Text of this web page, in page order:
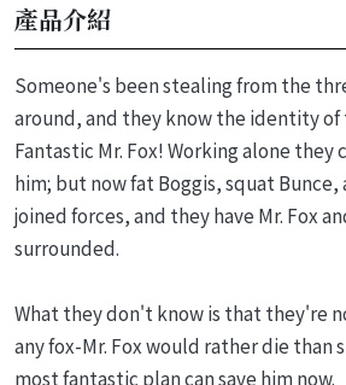
產品介紹
Someone's been stealing from the
around, and they know the identity
Fantastic Mr. Fox! Working alone they
him; but now fat Boggis, squat Bunce,
joined forces, and they have Mr. Fox
surrounded.
What they don't know is that they're
any fox-Mr. Fox would rather die than
most fantastic plan can save him now.